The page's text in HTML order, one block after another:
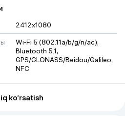
barqaror ishlaydi va quvvatni
sovitish tizimi bilan
2412x1080
Wi‑Fi 5 (802.11a/b/g/n/ac),
Bluetooth 5.1,
GPS/GLONASS/Beidou/Galileo,
NFC
196
256 ГБ
ko‘rsatish